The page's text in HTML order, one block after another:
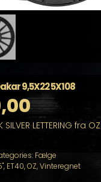
9,5X22 5X108
LETTERING fra OZ
Fælge
, ET40,OZ,Vinteregnet